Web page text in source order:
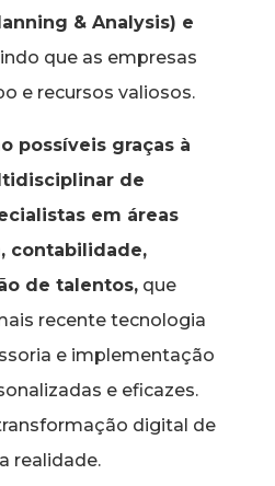
& Analysis) e
que as empresas
e recursos valiosos.
possíveis graças à
de
em áreas
contabilidade,
de talentos,que
recente tecnologia
e implementação
e eficazes.
digital de
realidade.